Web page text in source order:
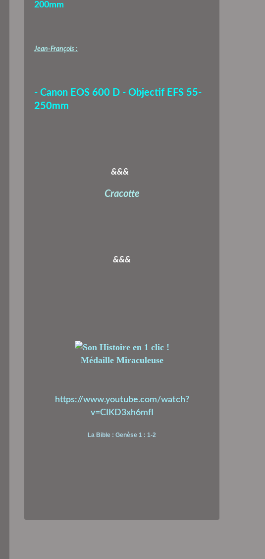
200mm
Jean-François :
- Canon EOS 600 D - Objectif EFS 55-
250mm
&&&
Cracotte
&&&
Médaille Miraculeuse
https://www.youtube.com/watch?
v=CIKD3xh6mfI
La Bible : Genèse 1 : 1-2